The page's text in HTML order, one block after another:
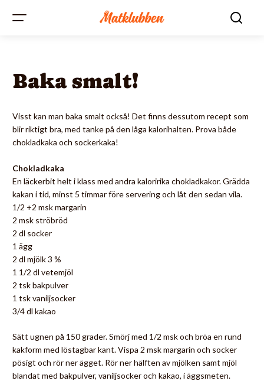
Baka smalt!
Visst kan man baka smalt också! Det finns dessutom recept som
blir riktigt bra, med tanke på den låga kalorihalten. Prova både
chokladkaka och sockerkaka!
Chokladkaka
En läckerbit helt i klass med andra kaloririka chokladkakor. Grädda
kakan i tid, minst 5 timmar före servering och låt den sedan vila.
1/2 +2 msk margarin
2 msk ströbröd
2 dl socker
1 ägg
2 dl mjölk 3 %
1 1/2 dl vetemjöl
2 tsk bakpulver
1 tsk vaniljsocker
3/4 dl kakao
Sätt ugnen på 150 grader. Smörj med 1/2 msk och bröa en rund
kakform med löstagbar kant. Vispa 2 msk margarin och socker
pösigt och rör ner ägget. Rör ner hälften av mjölken samt mjöl
blandat med bakpulver, vaniljsocker och kakao, i äggsmeten.